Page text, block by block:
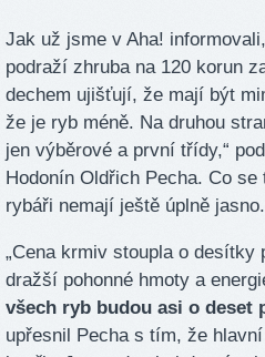
Jak už jsme v Aha!
podraží zhruba na 120 korun
dechem ujišťují, že mají být
že je ryb méně. Na druhou
jen výběrové a první třídy,“
Hodonín Oldřich Pecha. Co
rybáři nemají ještě úplně jasno.
„Cena krmiv stoupla o desítky
dražší pohonné hmoty a
všech ryb budou asi o deset
upřesnil Pecha s tím, že